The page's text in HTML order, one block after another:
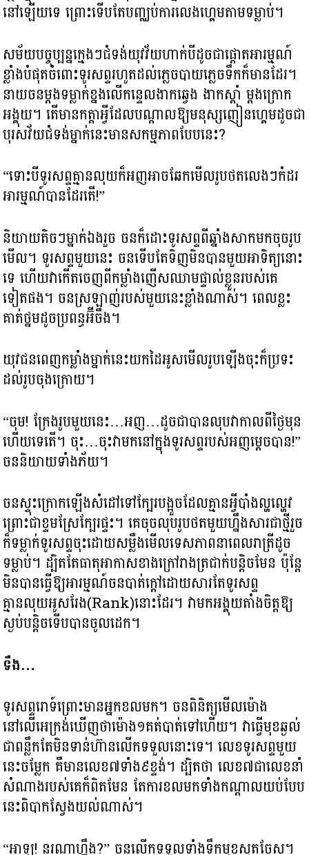
នៅឡើយទេ ព្រោះទើបតែបញ្ឈប់ការលេងហ្គេមតាមទម្លាប់។
សម័យបច្ចុប្បន្នក្មេងៗជំទង់យុវវ័យហាក់បីដូចជាផ្តោតអារម្មណ៍
ខ្លាំងបំផុតចំពោះទូរសព្ទរហូតដល់ភ្លេចបាយភ្លេចទឹកក៏មានដែរ។
នាយចនម្តងទម្លាក់ខ្នងលើកន្ទេលងាកឆ្វេង ងាកស្តាំ ម្តងក្រោក
អង្គុយ។ តើមានកត្តាអ្វីដែលបណ្តាលឱ្យមនុស្សញៀនហ្គេមដូចជា
បុរសវ័យជំទង់ម្នាក់នេះមានសកម្មភាពបែបនេះ?
“ទោះបីទូរសព្ទគ្មានលុយក៏អញអាចឆែកមើលរូបថតលេងៗកំដរ
អារម្មណ៍បានដែរតើ!”
និយាយតិចៗម្នាក់ឯងរួច ចនក៏ដោះទូរសព្ទពីឆ្នាំងសាកមកចុចរូប
មើល។ ទូរសព្ទមួយនេះ ចនទើបតែទិញមិនបានមួយអាទិត្យនោះ
ទេ ហើយវាកើតចេញពីកម្លាំងញើសឈាមផ្ទាល់ខ្លួនរបស់គេ
ទៀតផង។ ចនស្រឡាញ់របស់មួយនេះខ្លាំងណាស់។ ពេលខ្លះ
គាត់ថ្នមដូចប្រពន្ធអ៊ីចឹង។
យុវជនពេញកម្លាំងម្នាក់នេះយកដៃអូសមើលរូបឡើងចុះក៏ប្រទះ
ដល់រូបចុងក្រោយ។
“ចុម! ក្រែងរូបមួយនេះ…អញ…ដូចជាបានលុបវាកាលពីថ្ងៃមុន
ហើយទេតើ។ ចុះ…ចុះវាមកនៅក្នុងទូរសព្ទរបស់អញម្តេចបាន!”
ចននិយាយទាំងភ័យ។
ចនស្ទុះក្រោកឡើងសំដៅទៅក្បែរបង្អួចដែលគ្មានអ្វីបាំងល្ហល្ហេវ
ព្រោះជាខ្ទមស្រែក្បែរផ្ទះ។ គេចុចលុបរូបថតមួយហ្នឹងសារជាថ្មីរួច
ក៏ទម្លាក់ទូរសព្ទចុះដោយសម្លឹងមើលទេសភាពនាពេលរាត្រីដូច
ទម្លាប់។ ដ្បិតតែធាតុអាកាសខាងក្រៅរាងត្រជាក់បន្តិចមែន ប៉ុន្តែ
មិនបានធ្វើឱ្យអារម្មណ៍ចនបាត់ក្តៅដោយសារតែទូរសព្ទ
គ្មានលុយអូសរែង(Rank)នោះដែរ។ វាមកអង្គុយតាំងចិត្តឱ្យ
ស្ងប់បន្តិចទើបបានចូលដេក។
ទឺង…
ទូរសព្ទរោទ៍ព្រោះមានអ្នកខលមក។ ចនពិនិត្យមើលម៉ោង
នៅលើអេក្រង់ឃើញថាម៉ោង១គត់បាត់ទៅហើយ។ វាធ្វើមុខឆ្ងល់
ជាពន្លឹកតែមិនទាន់ហ៊ានលើកទទួលនោះទេ។ លេខទូរសព្ទមួយ
នេះចម្លែក គឺមានលេខ៧ទាំង៩ខ្ទង់។ ដ្បិតថា លេខ៧ជាលេខនាំ
សំណាងរបស់គេក៏ពិតមែន តែការខលមកទាំងកណ្តាលយប់បែប
នេះពិបាកស្វែងយល់ណាស់។
“អាឡូ! នរណាហ្នឹង?” ចនលើកទទួលទាំងទឹកមុខស្ងួតចែស។